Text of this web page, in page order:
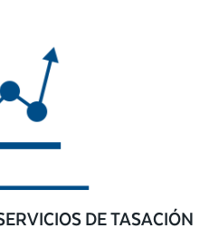
DE TASACIÓN